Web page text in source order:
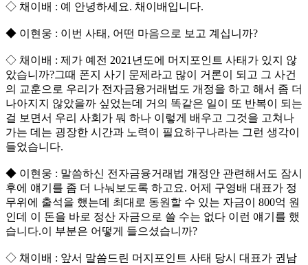
◇ 채이배 : 예 안녕하세요. 채이배입니다.
◆ 이현웅 : 이번 사태, 어떤 마음으로 보고 계십니까?
◇ 채이배 : 제가 예전 2021년도에 머지포인트 사태가 있지 않
았습니까?그때 폰지 사기 문제라고 많이 거론이 되고 그 사건
의 교훈으로 우리가 전자금융거래법도 개정을 하고 해서 좀 더
나아지지 않았을까 싶었는데 거의 똑같은 일이 또 반복이 되는
걸 보면서 우리 사회가 뭐 하나 이렇게 배우고 그것을 고쳐나
가는 데는 굉장한 시간과 노력이 필요하구나라는 그런 생각이
들었습니다.
◆ 이현웅 : 말씀하신 전자금융거래법 개정안 관련해서도 잠시
후에 얘기를 좀 더 나눠보도록 하고요. 어제 구영배 대표가 정
무위에 출석을 했는데 최대로 동원할 수 있는 자금이 800억 원
인데 이 돈을 바로 정산 자금으로 쓸 수는 없다 이런 얘기를 했
습니다.이 부분은 어떻게 들으셨습니까?
◇ 채이배 : 앞서 말씀드린 머지포인트 사태 당시 대표가 권남